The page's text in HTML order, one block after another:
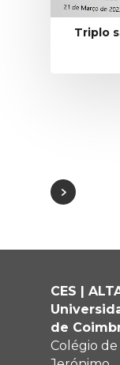
Triplo
CES |
de
Colégio de